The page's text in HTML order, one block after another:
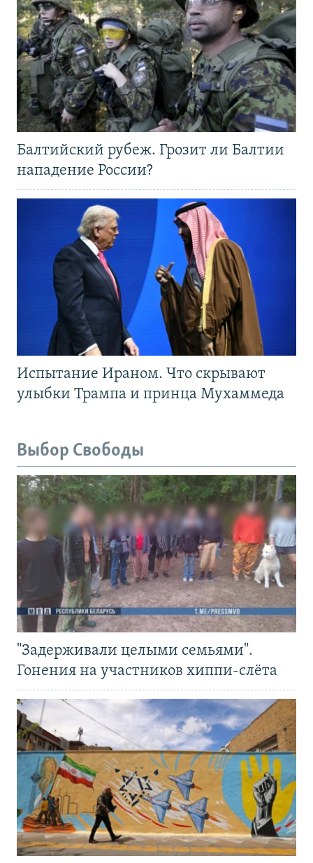
Балтийский рубеж. Грозит ли Балтии
нападение России?
Испытание Ираном. Что скрывают
улыбки Трампа и принца Мухаммеда
Выбор Свободы
"Задерживали целыми семьями".
Гонения на участников хиппи-слёта